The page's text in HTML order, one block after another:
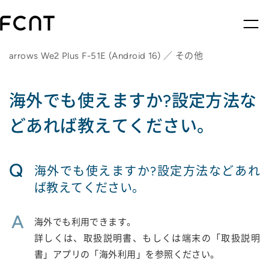
arrows We2 Plus F-51E (Android 16) ／ その他
海外でも使えますか?設定方法な
どあれば教えてください。
Q
海外でも使えますか?設定方法などあれ
ば教えてください。
A
海外でも利用できます。
詳しくは、取扱説明書、もしくは端末の「取扱説明
書」アプリの「海外利用」を参照ください。